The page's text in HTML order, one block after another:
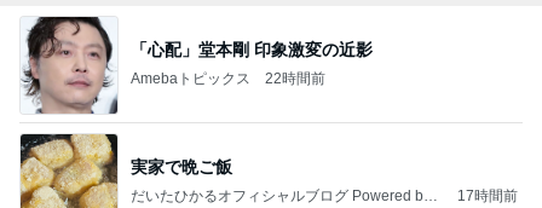
「心配」堂本剛 印象激変の近影
Amebaトピックス 22時間前
実家で晩ご飯
だいたひかるオフィシャルブログ Powered by
17時間前